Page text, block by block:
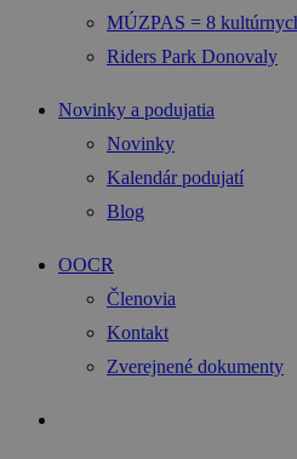
MÚZPAS = 8
Riders Park Donovaly
Novinky a podujatia
Novinky
Kalendár podujatí
Blog
OOCR
Členovia
Kontakt
Zverejnené dokumenty